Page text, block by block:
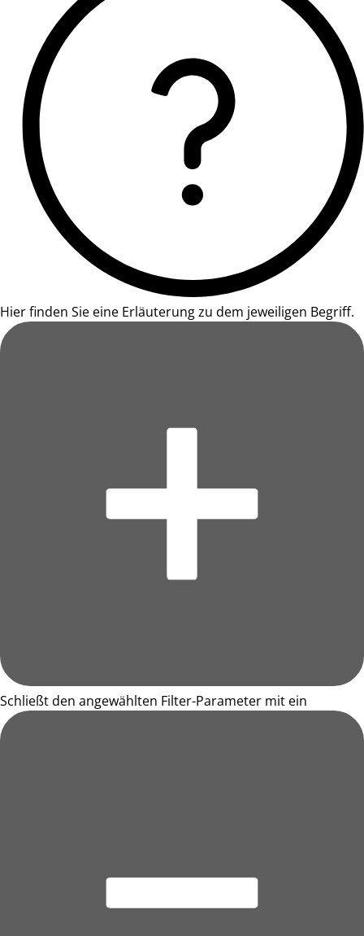
Hier finden Sie eine Erläuterung zu dem jeweiligen Begriff.
Schließt den angewählten Filter-Parameter mit ein